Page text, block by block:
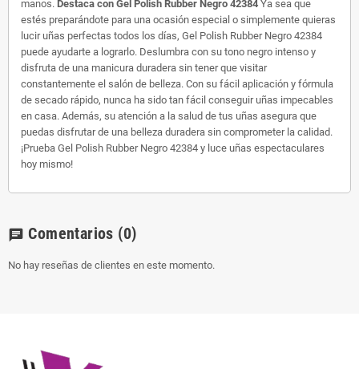
manos. Destaca con Gel Polish Rubber Negro 42384 Ya sea que
estés preparándote para una ocasión especial o simplemente quieras
lucir uñas perfectas todos los días, Gel Polish Rubber Negro 42384
puede ayudarte a lograrlo. Deslumbra con su tono negro intenso y
disfruta de una manicura duradera sin tener que visitar
constantemente el salón de belleza. Con su fácil aplicación y fórmula
de secado rápido, nunca ha sido tan fácil conseguir uñas impecables
en casa. Además, su atención a la salud de tus uñas asegura que
puedas disfrutar de una belleza duradera sin comprometer la calidad.
¡Prueba Gel Polish Rubber Negro 42384 y luce uñas espectaculares
hoy mismo!
chat Comentarios (0)
No hay reseñas de clientes en este momento.